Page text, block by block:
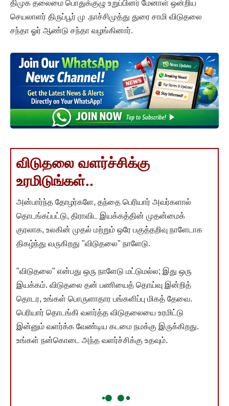
திமுக தலைமை பொதுக்குழு உறுப்பினர் மேனாள் ஒன்றிய
செயலாளர் திருப்பூர் மு .நாச்சிமுத்து துரை சாமி விடுதலை
சந்தா ஓர் ஆண்டு சந்தா வழங்கினார்.
விடுதலை வளர்ச்சிக்கு
உரமிடுங்கள்..
அன்பார்ந்த தோழர்களே, தந்தை பெரியார் அவர்களால்
தொடங்கப்பட்டு, திராவிட இயக்கத்தின் முதன்மைக்
குரலாக, உலகின் முதல் மற்றும் ஒரே பகுத்தறிவு நாளேடாக
திகழ்ந்து வருகிறது "விடுதலை" நாளேடு.
"விடுதலை" என்பது ஒரு நாளேடு மட்டுமல்ல; இது ஒரு
இயக்கம். விடுதலை தன் பணியைத் தொய்வு இன்றித்
தொடர, உங்கள் பொருளாதார பங்களிப்பு மிகத் தேவை.
பெரியார் தொடங்கி வளர்த்த விடுதலையை உரமிட்டு
இன்னும் வளர்க்க வேண்டிய கடமை நமக்கு இருக்கிறது.
உங்கள் நன்கொடை அந்த வளர்ச்சிக்கு உதவும்.